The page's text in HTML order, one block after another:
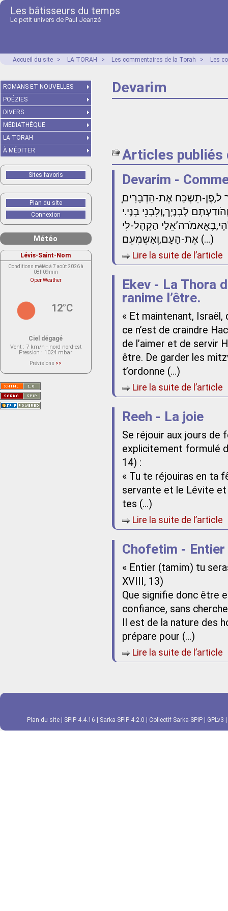
Les bâtisseurs du temps
Le petit univers de Paul Jeanzé
Accueil du site > LA TORAH > Les commentaires de la Torah > Les
Devarim
Articles publiés
Devarim -
לְבָנֶיָך,וְלִבְנֵי בָנֶי.י
הַקְהֶל-לִי
אֶת-הָעָם,וְאַשְמִעֵם (…)
Lire la suite de l’article
Ekev - La Thora
ranime l’être.
« Et maintenant, Israël,
ce n’est de craindre
de l’aimer et de
être. De garder les
t’ordonne (…)
Lire la suite de l’article
Reeh - La joie
Se réjouir aux jours
explicitement formulé
14) :
« Tu te réjouiras en
servante et le Lévite et
tes (…)
Lire la suite de l’article
Chofetim - Entier
« Entier (tamim) tu
XVIII, 13)
Que signifie donc être
confiance, sans
Il est de la nature des
prépare pour (…)
Lire la suite de l’article
ROMANS ET NOUVELLES
POÉZIES
DIVERS
MÉDIATHÈQUE
LA TORAH
À MÉDITER
Sites favoris
Plan du site
Connexion
Météo
Lévis-Saint-Nom
Conditions météo à 7 août 2026 à
08h09min
OpenWeather
12°C
Ciel dégagé
Vent : 7 km/h - nord nord-est
Pression : 1024 mbar
Prévisions >>
actuellement aucune prévision
Saint-Nom.
Veuillez consulter le message du
service ci-dessous.
(401 - Invalid API key. Please see
https://openweathermap.org/faq#error401
Plan du site SPIP 4.4.16 Sarka-SPIP 4.2.0 Collectif Sarka-SPIP GPLv3